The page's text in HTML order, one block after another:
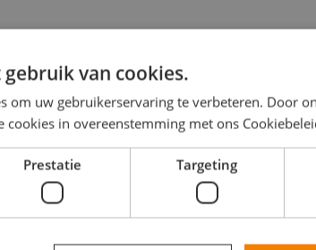
)
van cookies.
om uw gebruikerservaring te verbeteren. Door
cookies in overeenstemming met ons
Prestatie Targeting